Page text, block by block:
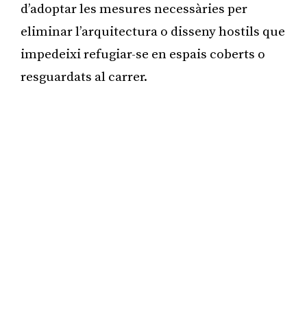
d’adoptar les mesures necessàries per
eliminar l’arquitectura o disseny hostils que
impedeixi refugiar-se en espais coberts o
resguardats al carrer.